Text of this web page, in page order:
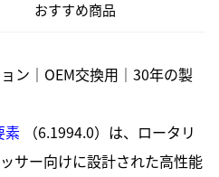
おすすめ商品
ン｜OEM交換用｜30年の製
素
（6.1994.0）は、ロータリ
サー向けに設計された高性能